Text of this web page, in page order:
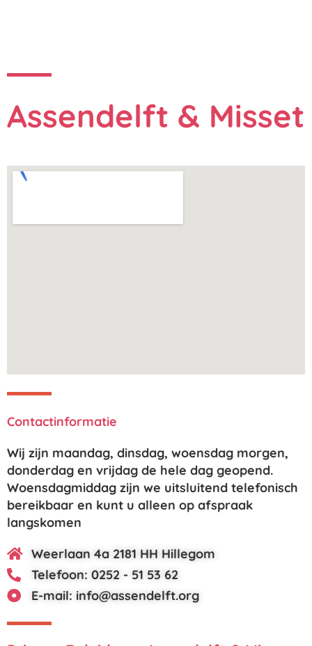
Assendelft & Misset
Contactinformatie
Wij zijn maandag, dinsdag, woensdag morgen,
donderdag en vrijdag de hele dag geopend.
Woensdagmiddag zijn we uitsluitend telefonisch
bereikbaar en kunt u alleen op afspraak
langskomen
Weerlaan 4a 2181 HH Hillegom
Telefoon: 0252 - 51 53 62
E-mail: info@assendelft.org